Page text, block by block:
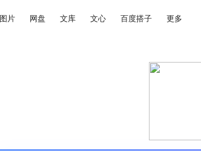
图片 网盘 文库 文心 百度搭子 更多